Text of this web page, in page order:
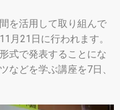
を活用して取り組んで
月21日に行われます。
式で発表することにな
などを学ぶ講座を7日、